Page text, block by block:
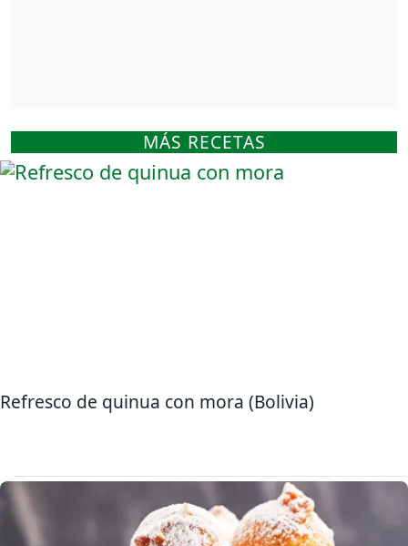
MÁS RECETAS
Refresco de quinua con mora (Bolivia)